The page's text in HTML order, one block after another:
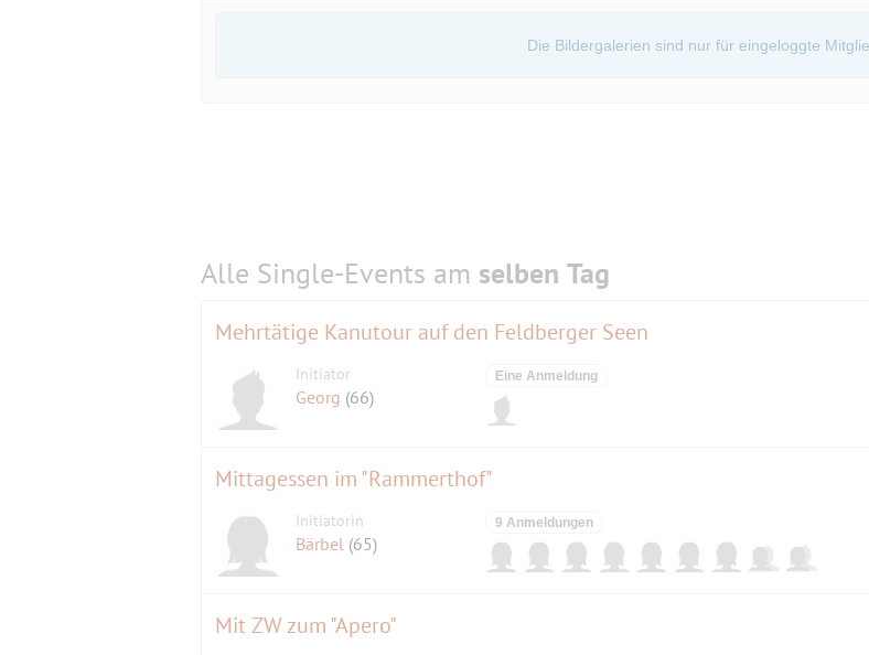
Die Bildergalerien sind nur für eingeloggte
Alle Single-Events am selben Tag
Mehrtätige Kanutour auf den Feldberger Seen
Initiator
Georg (66)
Eine Anmeldung
Mittagessen im "Rammerthof"
Initiatorin
Bärbel (65)
9 Anmeldungen
Mit ZW zum "Apero"